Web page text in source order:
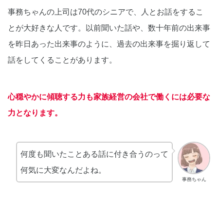
事務ちゃんの上司は70代のシニアで、人とお話をするこ
とが大好きな人です。以前聞いた話や、数十年前の出来事
を昨日あった出来事のように、過去の出来事を掘り返して
話をしてくることがあります。
心穏やかに傾聴する力も家族経営の会社で働くには必要な
力となります。
事務ちゃん
何度も聞いたことある話に付き合うのって
何気に大変なんだよね。